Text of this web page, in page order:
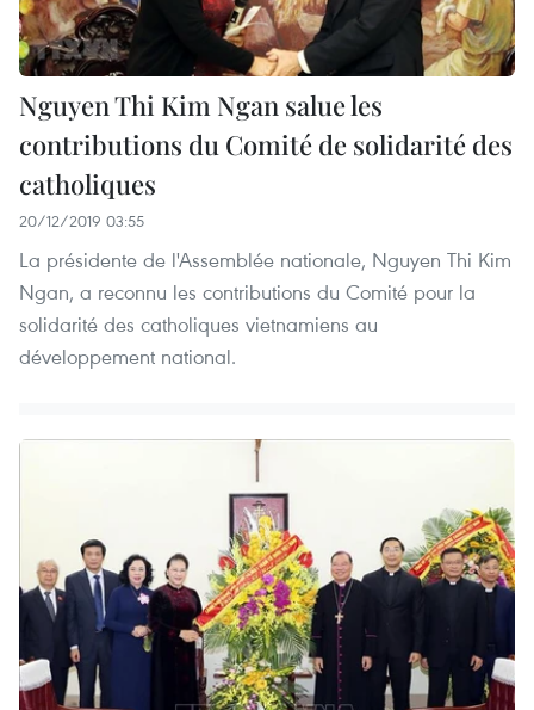
Nguyen Thi Kim Ngan salue les
contributions du Comité de solidarité des
catholiques
20/12/2019 03:55
La présidente de l'Assemblée nationale, Nguyen Thi Kim
Ngan, a reconnu les contributions du Comité pour la
solidarité des catholiques vietnamiens au
développement national.